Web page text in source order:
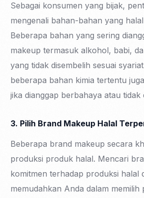
Sebagai konsumen yang bijak,
mengenali bahan-bahan yang
Beberapa bahan yang sering
makeup termasuk alkohol, babi,
yang tidak disembelih sesuai
beberapa bahan kimia tertentu
jika dianggap berbahaya atau tidak
3. Pilih Brand Makeup Halal
Beberapa brand makeup secara
produksi produk halal. Mencari
komitmen terhadap produksi halal
memudahkan Anda dalam memilih